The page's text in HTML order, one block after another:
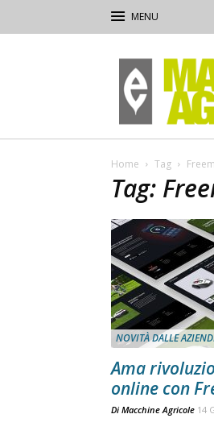
Macchine
Agricole
Home Tag
Tag:
NOVITÀ DALLE
Ama
online con
Di Macchine Agricole 14